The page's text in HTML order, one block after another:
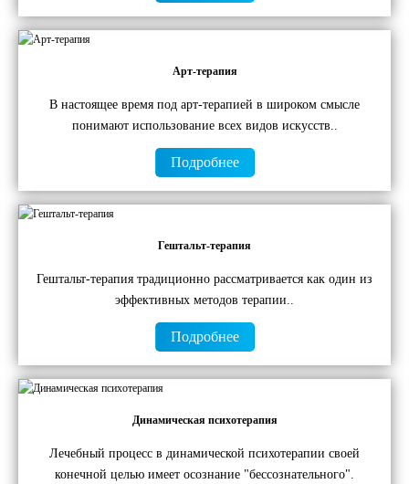
Арт-терапия
В настоящее время под арт-терапией в широком смысле
понимают использование всех видов искусств..
Подробнее
Гештальт-терапия
Гештальт-терапия традиционно рассматривается как один из
эффективных методов терапии..
Подробнее
Динамическая психотерапия
Лечебный процесс в динамической психотерапии своей
конечной целью имеет осознание "бессознательного".
ОТПРАВИТЬ
Я даю согласие наобработку персональных данных
ОТПРАВИТЬ
Я даю согласие наобработку персональных данных